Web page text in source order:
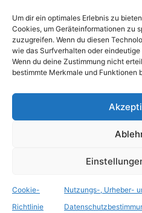
Um dir ein optimales Erlebnis zu
Cookies, um Geräteinformationen zu
zuzugreifen. Wenn du diesen
wie das Surfverhalten oder
Wenn du deine Zustimmung nicht
bestimmte Merkmale und Funktionen
Cookie-
Richtlinie
Nutzungs-, Urheber-
h
i
v
Unterstützt von:
© Raumfahrer Net e.V. 2026